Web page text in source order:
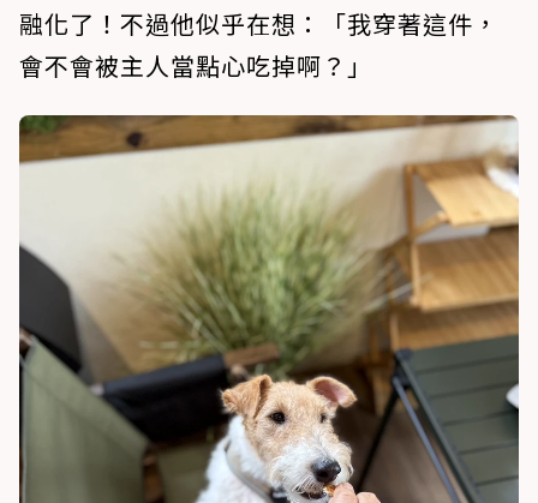
融化了！不過他似乎在想：「我穿著這件，
會不會被主人當點心吃掉啊？」